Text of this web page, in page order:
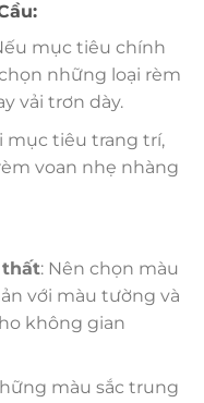
mục tiêu chính
những loại rèm
vải trơn dày.
mục tiêu trang trí,
voan nhẹ nhàng
thất: Nên chọn màu
với màu tường và
không gian
màu sắc trung